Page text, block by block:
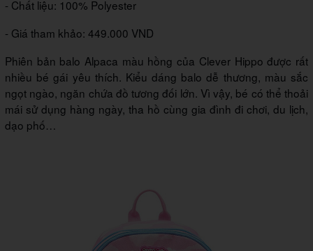
- Chất liệu: 100% Polyester
- Giá tham khảo: 449.000 VND
Phiên bản balo Alpaca màu hồng của Clever Hippo được rất
nhiều bé gái yêu thích. Kiểu dáng balo dễ thương, màu sắc
ngọt ngào, ngăn chứa đồ tương đối lớn. Vì vậy, bé có thể thoải
mái sử dụng hàng ngày, tha hồ cùng gia đình đi chơi, du lịch,
dạo phố…